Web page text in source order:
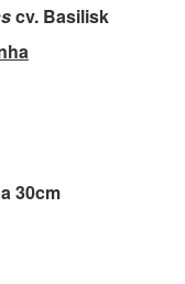
cv. Basilisk
30cm